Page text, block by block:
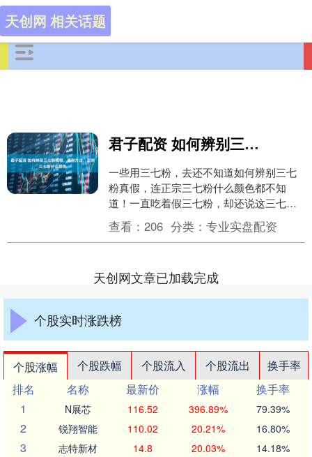
天创网 相关话题
君子配资 如何辨别三七粉真假，鉴别方法，正宗三七粉什么颜色
一些用三七粉，去还不知道如何辨别三七
粉真假，连正宗三七粉什么颜色都不知
道！一直吃着假三七粉，却还说这三七粉
便宜、只是没有啥作用！小编这就以多年
接触、打磨三七粉经....
查看： 206 分类： 专业实盘配资
天创网文章已加载完成
个股实时涨跌榜
个股涨幅 个股跌幅 个股流入 个股流出
换手率
排名
名称 最新价 涨幅
换手率
1
N展芯 116.52 396.89% 79.39%
2 锐翔智能 110.02 20.21% 16.80%
3 志特新材 14.8 20.03% 14.18%